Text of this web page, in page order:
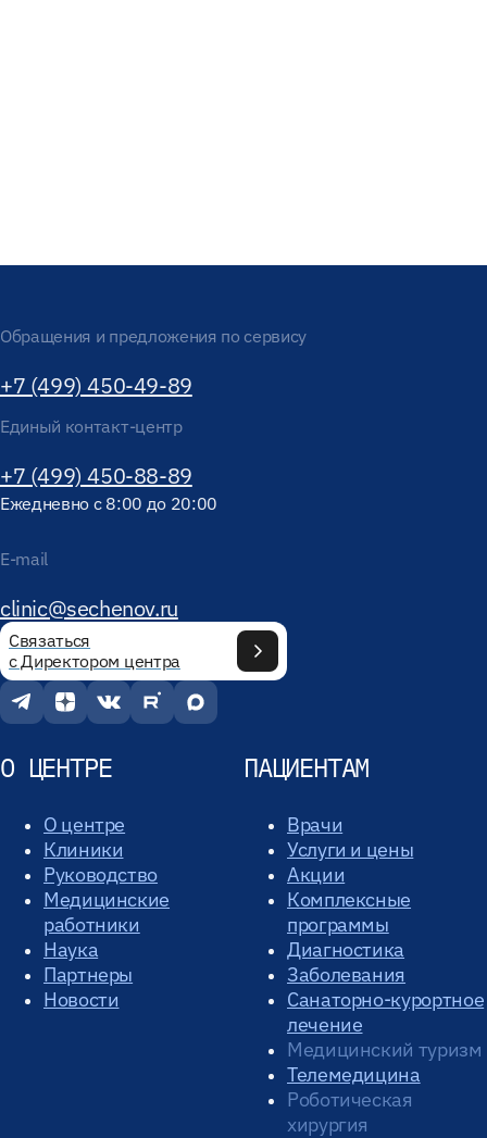
Обращения и предложения по сервису
+7 (499) 450-49-89
Единый контакт-центр
+7 (499) 450-88-89
Ежедневно с 8:00 до 20:00
E-mail
clinic@sechenov.ru
Связаться
с Директором центра
О ЦЕНТРЕ
О центре
Клиники
Руководство
Медицинские
работники
Наука
Партнеры
Новости
ПАЦИЕНТАМ
Врачи
Услуги и цены
Акции
Комплексные
программы
Диагностика
Заболевания
Санаторно-курортное
лечение
Медицинский туризм
Телемедицина
Роботическая
хирургия